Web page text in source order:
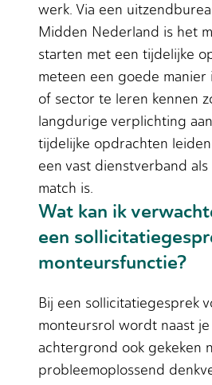
werk. Via een
Midden Nederland is het
starten met een tijdelijke
meteen een goede
of sector te leren kennen
langdurige verplichting
tijdelijke opdrachten
een vast dienstverband
match is.
Wat kan ik
een
monteursfunctie?
Bij een sollicitatiegesprek
monteursrol wordt naast
achtergrond ook gekeken
probleemoplossend